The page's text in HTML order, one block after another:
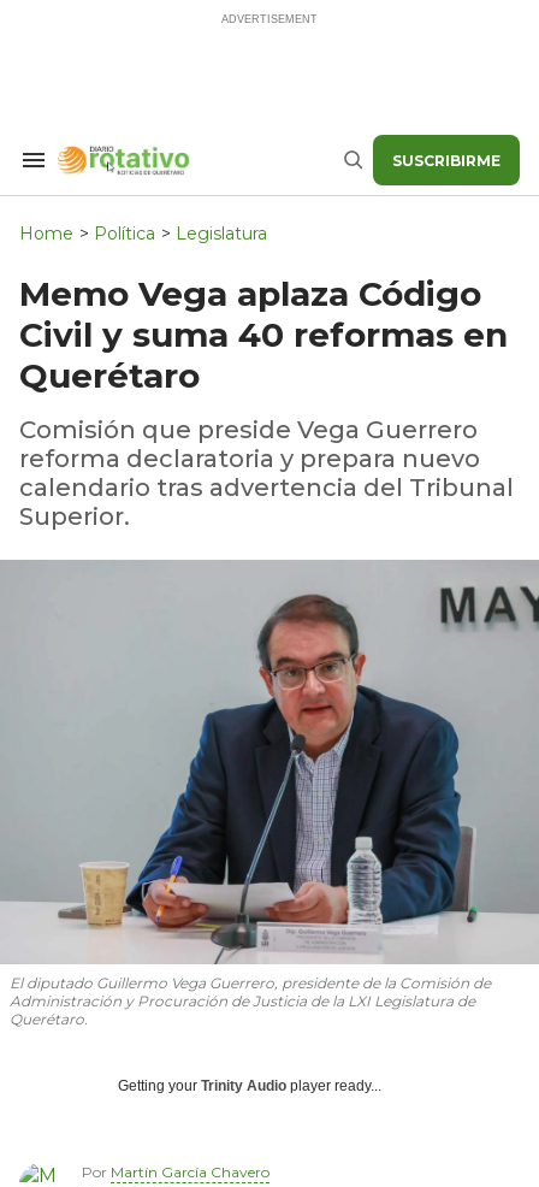
Search
Navigation
Buscar SUSCRIBIRME
Home > Política > Legislatura
Memo Vega aplaza Código
Civil y suma 40 reformas en
Querétaro
Comisión que preside Vega Guerrero
reforma declaratoria y prepara nuevo
calendario tras advertencia del Tribunal
Superior.
El diputado Guillermo Vega Guerrero, presidente de la Comisión de
Administración y Procuración de Justicia de la LXI Legislatura de
Querétaro.
Getting your Trinity Audio player ready...
Por Martín García Chavero